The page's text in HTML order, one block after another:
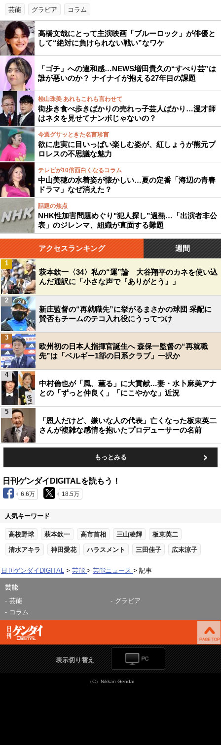
芸能 グラビア コラム
高橋文哉にとって主演映画「ブルーロック」が俳優と
して“絶対に負けられない戦い”なワケ
「ゴチ」への違和感…NEWS増田貴久の“すべり芸”は
誰が悪いのか？ ナイナイが抱える27年目の課題
桧山珠美 あれもこれも言わせて
街歩き食べ歩きばかりの売れっ子芸人ばかり…漫才師
はネタを見せてナンボじゃないの？
今週グサッときた名言珍言
欲に忠実に目いっぱい楽しむ姿が、紅しょうが熊元プ
ロレスの不思議な魅力
テレビが10倍面白くなるコラム
中山美穂の水着姿が懐かしい…夏の定番「海辺の青春
ドラマ」なぜ消えた？
話題の焦点
NHK性加害問題めぐり"犯人探し”過熱…「出演者非公
表」のジレンマ、組織が直面する難題
アクセスランキング 週間
萩本欽一〈34〉私の“運”論 大谷翔平のカネを使い込
んだ通訳に「小さな声で『ありがとう』」
1
新庄監督の“再就職先”に挙がるまさかの球団 采配に
賛否もチームのテコ入れ役にうってつけ
2
欧州初の日本人指揮官誕生へ 森保一監督の“再就職
先”は「ベルギー1部の日系クラブ」一択か
3
中村倫也が「風、薫る」に大貢献…妻・水卜麻美アナ
との「ずっと仲良く」「にこやかな」近況
4
「恩人だけど、嫌いな人の代表」亡くなった板東英二
さんが複雑な感情を抱いたプロデューサーの名前
5
もっとみる
日刊ゲンダイDIGITALを読もう！
6.6万 18.5万
人気キーワード
高校野球 萩本欽一 高市首相 三山凌輝 板東英二
清水アキラ 神田愛花 ハラスメント 三田佳子 広末涼子
日刊ゲンダイDIGITAL 芸能 芸能ニュース 記事
芸能
芸能
グラビア
コラム
表示切り替え
（C）Nikkan Gendai